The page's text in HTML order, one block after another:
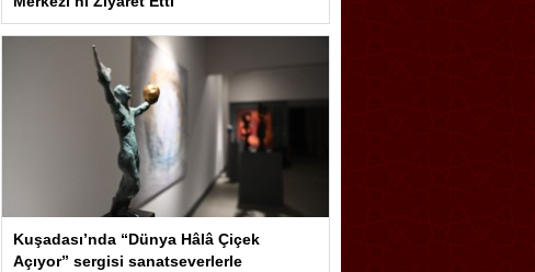
Kuşadası’nda “Dünya Hâlâ Çiçek
Açıyor” sergisi sanatseverlerle